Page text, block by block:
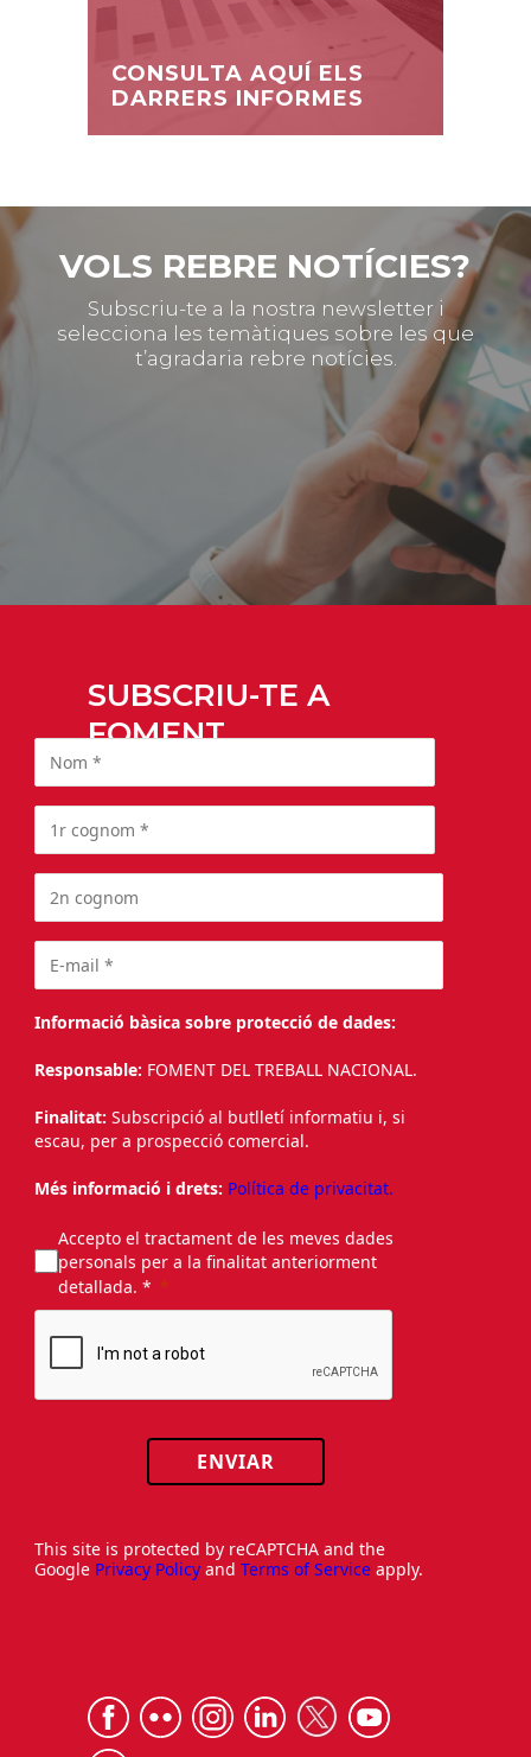
CONSULTA AQUÍ ELS
DARRERS INFORMES
VOLS REBRE NOTÍCIES?
Subscriu-te a la nostra newsletter i
selecciona les temàtiques sobre les que
t’agradaria rebre notícies.
SUBSCRIU-TE A
FOMENT
Informació bàsica sobre protecció de dades:
Responsable: FOMENT DEL TREBALL NACIONAL.
Finalitat: Subscripció al butlletí informatiu i, si
escau, per a prospecció comercial.
Més informació i drets: Política de privacitat.
Accepto el tractament de les meves dades
personals per a la finalitat anteriorment
detallada. *
ENVIAR
This site is protected by reCAPTCHA and the
Google Privacy Policy and Terms of Service apply.